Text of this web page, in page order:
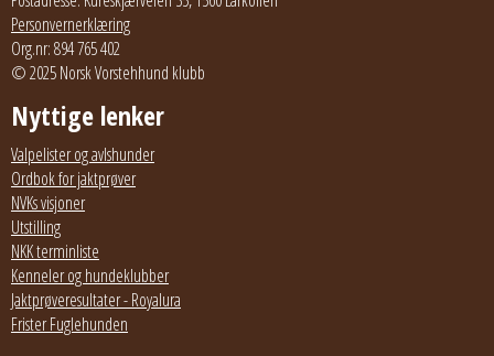
Personvernerklæring
Org.nr: 894 765 402
© 2025 Norsk Vorstehhund klubb
Nyttige lenker
Valpelister og avlshunder
Ordbok for jaktprøver
NVKs visjoner
Utstilling
NKK terminliste
Kenneler og hundeklubber
Jaktprøveresultater - Royalura
Frister Fuglehunden